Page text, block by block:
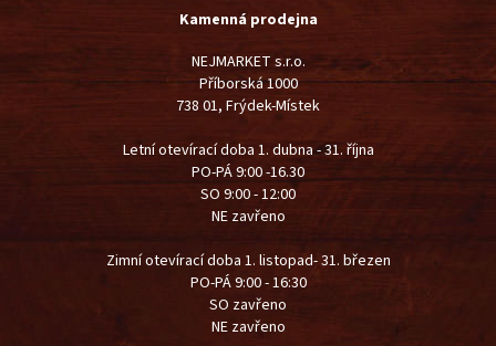
Kamenná prodejna
NEJMARKET s.r.o.
Příborská 1000
738 01, Frýdek-Místek
Letní otevírací doba 1. dubna - 31. října
PO-PÁ 9:00 -16.30
SO 9:00 - 12:00
NE zavřeno
Zimní otevírací doba 1. listopad- 31. březen
PO-PÁ 9:00 - 16:30
SO zavřeno
NE zavřeno